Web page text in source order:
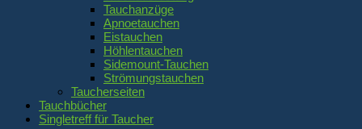
Tauchanzüge
Apnoetauchen
Eistauchen
Höhlentauchen
Sidemount-Tauchen
Strömungstauchen
Taucherseiten
Tauchbücher
Singletreff für Taucher